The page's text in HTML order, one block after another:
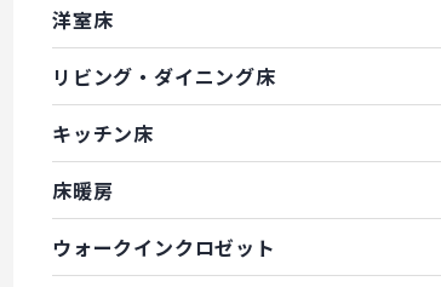
洋室床
リビング・ダイニング床
キッチン床
床暖房
ウォークインクロゼット